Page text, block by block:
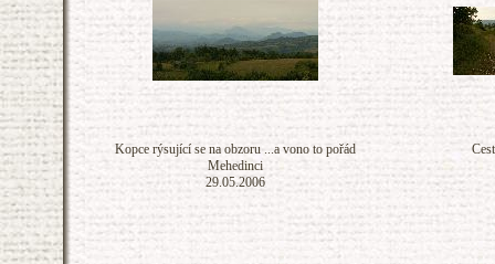
Kopce rýsující se na obzoru ...a vono to pořád
Mehedinci
29.05.2006